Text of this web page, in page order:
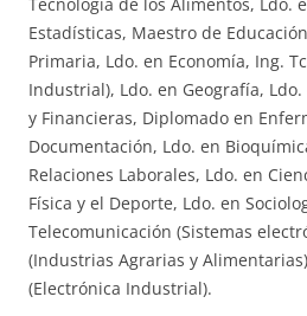
Estadísticas, Maestro de
Primaria, Ldo. en Economía, Ing.
Industrial), Ldo. en Geografía,
y Financieras, Diplomado en
Documentación, Ldo. en
Relaciones Laborales, Ldo. en
Física y el Deporte, Ldo. en
Telecomunicación (Sistemas
(Industrias Agrarias y
(Electrónica Industrial).